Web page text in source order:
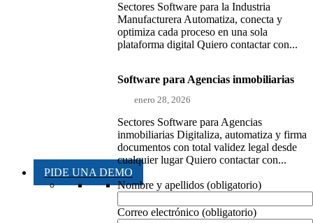
Sectores Software para la Industria
Manufacturera Automatiza, conecta y
optimiza cada proceso en una sola
plataforma digital Quiero contactar con...
Software para Agencias inmobiliarias
enero 28, 2026
Sectores Software para Agencias
inmobiliarias Digitaliza, automatiza y firma
documentos con total validez legal desde
cualquier lugar Quiero contactar con...
PIDE UNA DEMO
Nombre y apellidos (obligatorio)
Correo electrónico (obligatorio)